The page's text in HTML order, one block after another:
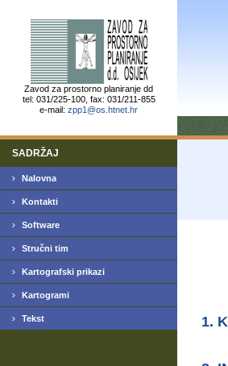
Zavod za prostorno planiranje dd
tel: 031/225-100, fax: 031/211-855
e-mail: zpp1@os.htnet.hr
SADRŽAJ
Nalovna
Kontakti
Software
Stručni tim
Kartografski prikazi
Kartogrami
Tekst 1.